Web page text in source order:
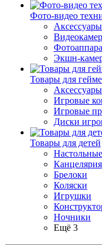
Фото-видео
Экшн-
Товары для
Игровые
Игровые
Диски
Товары для детей
Канцелярия
Брелоки
Коляски
Игрушки
Ночники
Ещё 3